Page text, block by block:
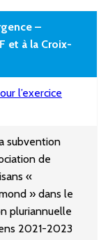
–
et à la Croix-
l’exercice
subvention
de
«
» dans le
pluriannuelle
2021-2023